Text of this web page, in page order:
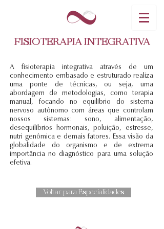
FISIOTERAPIA INTEGRATIVA
A fisioterapia integrativa através de um
conhecimento embasado e estruturado realiza
uma ponte de técnicas, ou seja, uma
abordagem de metodologias, como terapia
manual, focando no equilíbrio do sistema
nervoso autônomo com áreas que controlam
nossos sistemas: sono, alimentação,
desequilíbrios hormonais, poluição, estresse,
nutri genômica e demais fatores. Essa visão da
globalidade do organismo e de extrema
importância no diagnóstico para uma solução
efetiva.
Voltar para Especialidades